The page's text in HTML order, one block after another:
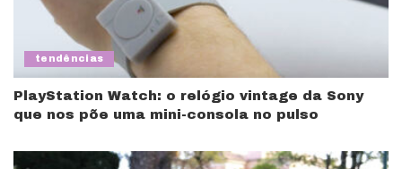
tendências
PlayStation Watch: o relógio vintage da Sony
que nos põe uma mini-consola no pulso